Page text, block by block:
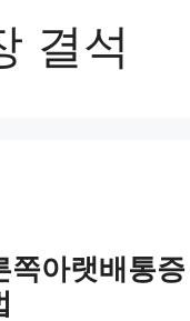
결석
쪽아랫배통